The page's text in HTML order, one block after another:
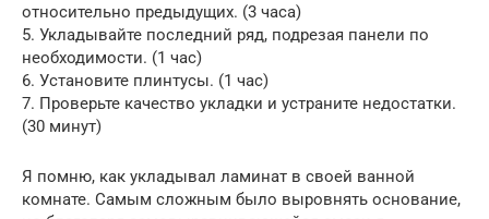
относительно предыдущих. (3 часа)
5. Укладывайте последний ряд, подрезая панели по
необходимости. (1 час)
6. Установите плинтусы. (1 час)
7. Проверьте качество укладки и устраните недостатки.
(30 минут)
Я помню, как укладывал ламинат в своей ванной
комнате. Самым сложным было выровнять основание,